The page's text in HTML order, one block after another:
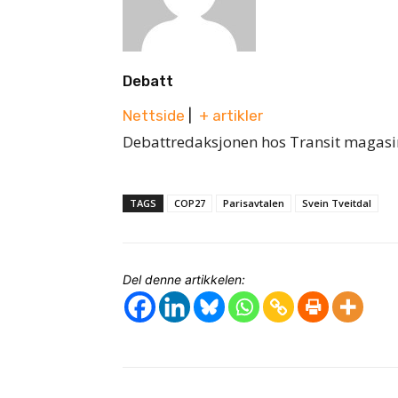
Debatt
Nettside
+ artikler
Debattredaksjonen hos Transit
TAGS COP27 Parisavtalen Svein Tveitdal
Del denne artikkelen: